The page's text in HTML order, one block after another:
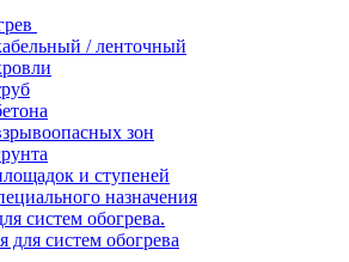
/ ленточный
зон
и ступеней
назначения
систем обогрева.
для систем обогрева